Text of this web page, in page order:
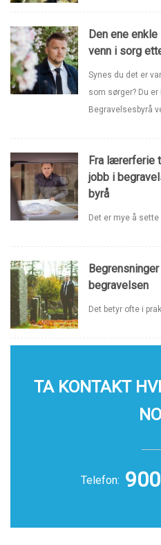
Den ene
venn i sorg
Synes du det er
som sørger? Du
Begravelsesbyrå
Fra lærerferie
jobb i
byrå
Det er mye å
begravelsen
Det betyr ofte i
TA KONTAKT
Telefon: